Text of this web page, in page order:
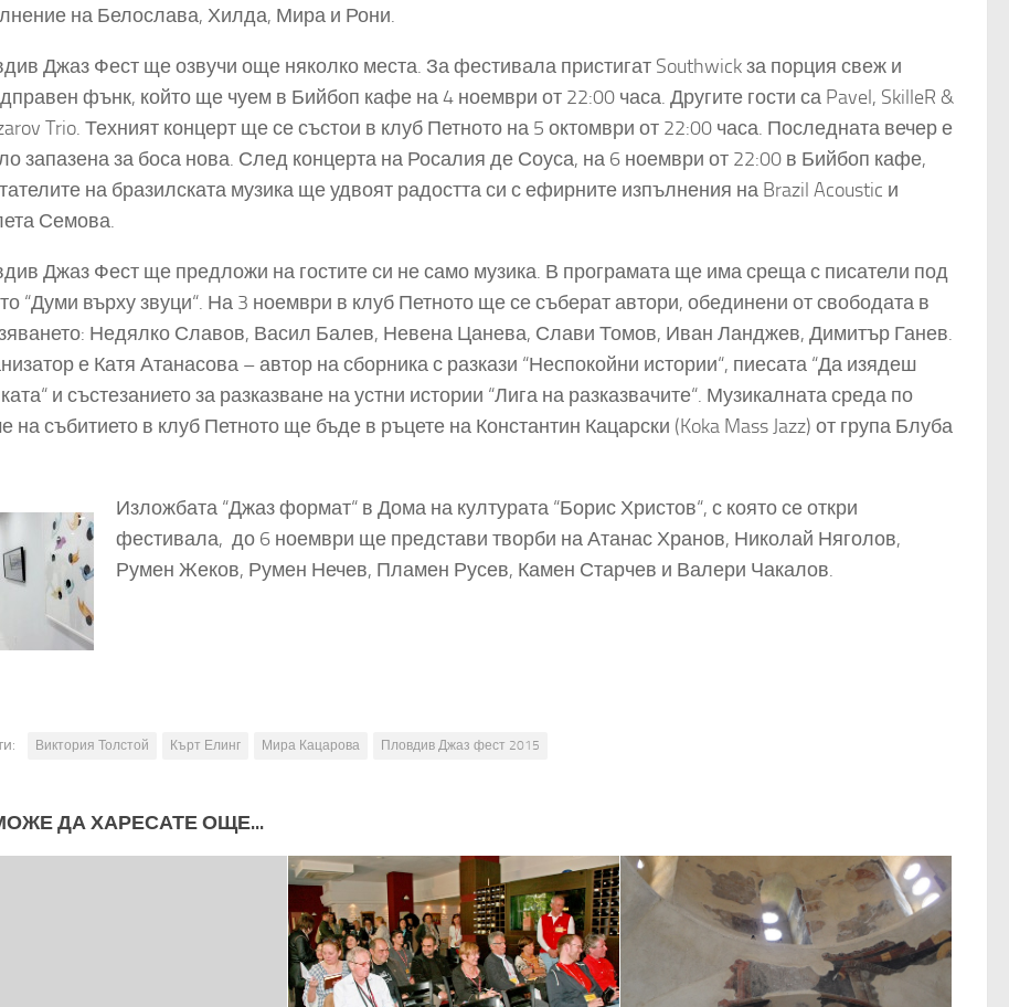
на Белослава, Хилда, Мира и Рони.
Джаз Фест ще озвучи още няколко места. За фестивала пристигат Southwick за порция свеж и
фънк, който ще чуем в Бийбоп кафе на 4 ноември от 22:00 часа. Другите гости са Pavel, SkilleR &
Trio. Техният концерт ще се състои в клуб Петното на 5 октомври от 22:00 часа. Последната вечер е
запазена за боса нова. След концерта на Росалия де Соуса, на 6 ноември от 22:00 в Бийбоп кафе,
на бразилската музика ще удвоят радостта си с ефирните изпълнения на Brazil Acoustic и
Семова.
Джаз Фест ще предложи на гостите си не само музика. В програмата ще има среща с писатели под
“Думи върху звуци“. На 3 ноември в клуб Петното ще се съберат автори, обединени от свободата в
Недялко Славов, Васил Балев, Невена Цанева, Слави Томов, Иван Ланджев, Димитър Ганев.
е Катя Атанасова – автор на сборника с разкази “Неспокойни истории“, пиесата “Да изядеш
и състезанието за разказване на устни истории “Лига на разказвачите“. Музикалната среда по
на събитието в клуб Петното ще бъде в ръцете на Константин Кацарски (Koka Mass Jazz) от група Блуба
Изложбата “Джаз формат“ в Дома на културата “Борис Христов“, с която се откри
фестивала, до 6 ноември ще представи творби на Атанас Хранов, Николай Няголов,
Румен Жеков, Румен Нечев, Пламен Русев, Камен Старчев и Валери Чакалов.
Виктория Толстой Кърт Елинг Мира Кацарова Пловдив Джаз фест 2015
ДА ХАРЕСАТЕ ОЩЕ...